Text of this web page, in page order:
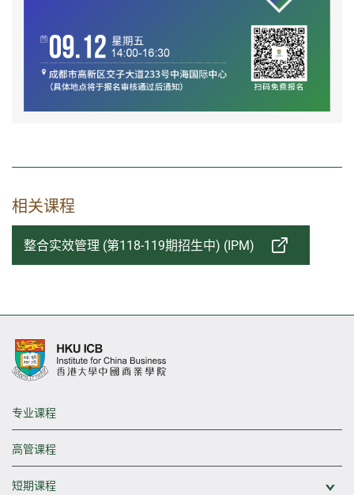
相关课程
整合实效管理 (第118-119期招生中) (IPM)
专业课程
高管课程
短期课程